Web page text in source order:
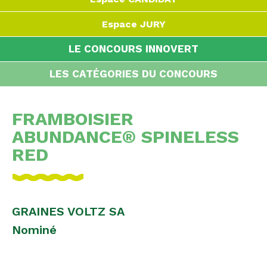
Espace JURY
LE CONCOURS INNOVERT
LES CATÉGORIES DU CONCOURS
FRAMBOISIER
ABUNDANCE® SPINELESS
RED
GRAINES VOLTZ SA
Nominé